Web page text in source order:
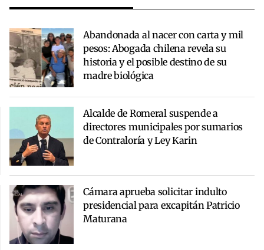
Abandonada al nacer con carta y mil
pesos: Abogada chilena revela su
historia y el posible destino de su
madre biológica
Alcalde de Romeral suspende a
directores municipales por sumarios
de Contraloría y Ley Karin
Cámara aprueba solicitar indulto
presidencial para excapitán Patricio
Maturana